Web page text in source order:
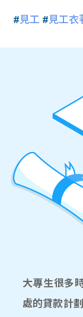
# 見工 # 見工衣
大專生很多
處的貸款計